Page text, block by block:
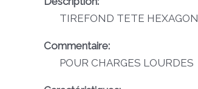
TIREFOND TETE
Commentaire:
POUR CHARGES LOURDES